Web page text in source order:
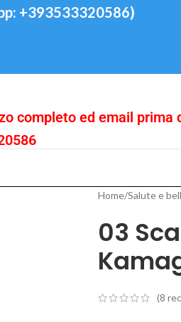
completo ed email
Home/Salute e
03
(8